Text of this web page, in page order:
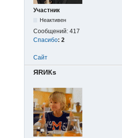
Участник
Неактивен
Сообщений: 417
Спасибо: 2
Сайт
ЯRИКs